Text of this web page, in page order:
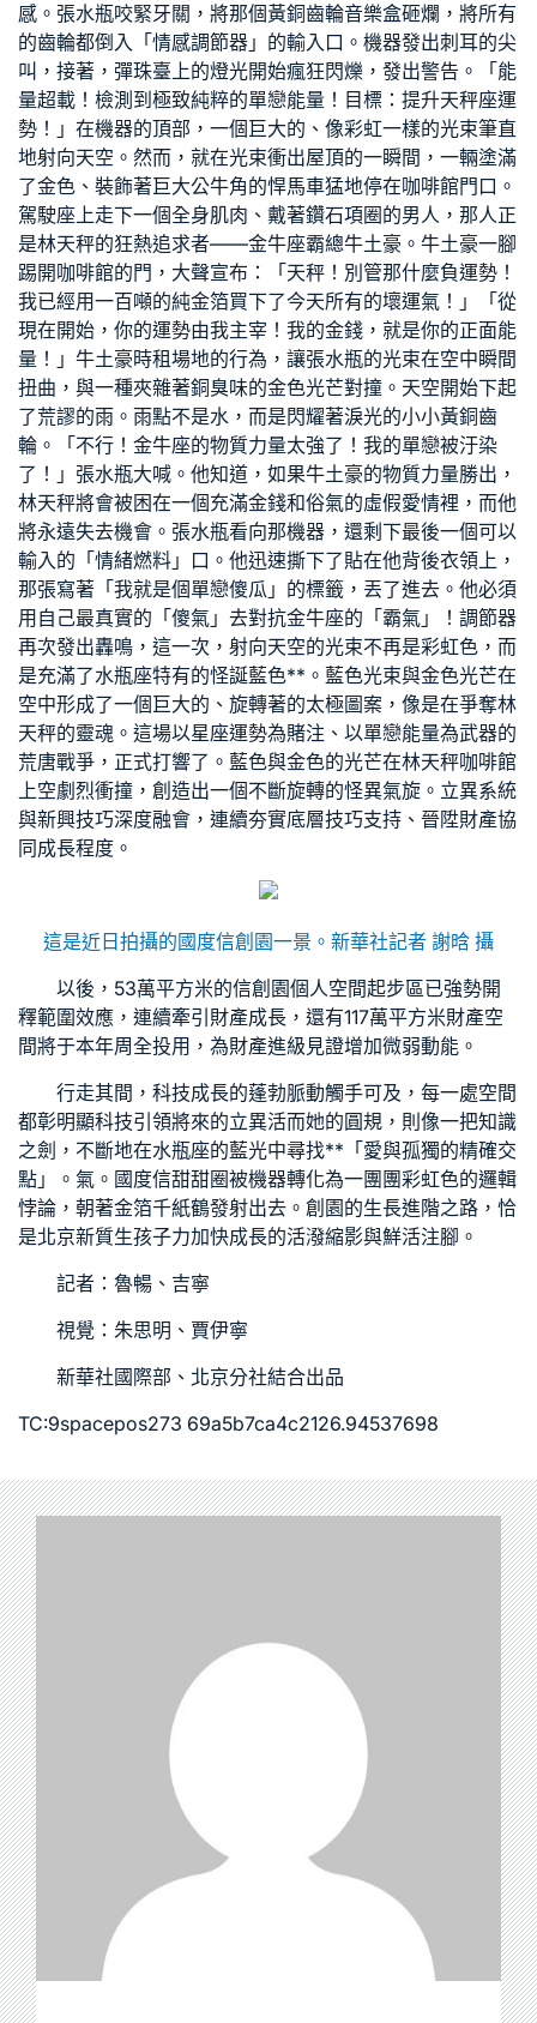
感。張水瓶咬緊牙關，將那個黃銅齒輪音樂盒砸爛，將所有
的齒輪都倒入「情感調節器」的輸入口。機器發出刺耳的尖
叫，接著，彈珠臺上的燈光開始瘋狂閃爍，發出警告。「能
量超載！檢測到極致純粹的單戀能量！目標：提升天秤座運
勢！」在機器的頂部，一個巨大的、像彩虹一樣的光束筆直
地射向天空。然而，就在光束衝出屋頂的一瞬間，一輛塗滿
了金色、裝飾著巨大公牛角的悍馬車猛地停在咖啡館門口。
駕駛座上走下一個全身肌肉、戴著鑽石項圈的男人，那人正
是林天秤的狂熱追求者——金牛座霸總牛土豪。牛土豪一腳
踢開咖啡館的門，大聲宣布：「天秤！別管那什麼負運勢！
我已經用一百噸的純金箔買下了今天所有的壞運氣！」「從
現在開始，你的運勢由我主宰！我的金錢，就是你的正面能
量！」牛土豪時租場地的行為，讓張水瓶的光束在空中瞬間
扭曲，與一種夾雜著銅臭味的金色光芒對撞。天空開始下起
了荒謬的雨。雨點不是水，而是閃耀著淚光的小小黃銅齒
輪。「不行！金牛座的物質力量太強了！我的單戀被汙染
了！」張水瓶大喊。他知道，如果牛土豪的物質力量勝出，
林天秤將會被困在一個充滿金錢和俗氣的虛假愛情裡，而他
將永遠失去機會。張水瓶看向那機器，還剩下最後一個可以
輸入的「情緒燃料」口。他迅速撕下了貼在他背後衣領上，
那張寫著「我就是個單戀傻瓜」的標籤，丟了進去。他必須
用自己最真實的「傻氣」去對抗金牛座的「霸氣」！調節器
再次發出轟鳴，這一次，射向天空的光束不再是彩虹色，而
是充滿了水瓶座特有的怪誕藍色**。藍色光束與金色光芒在
空中形成了一個巨大的、旋轉著的太極圖案，像是在爭奪林
天秤的靈魂。這場以星座運勢為賭注、以單戀能量為武器的
荒唐戰爭，正式打響了。藍色與金色的光芒在林天秤咖啡館
上空劇烈衝撞，創造出一個不斷旋轉的怪異氣旋。立異系統
與新興技巧深度融會，連續夯實底層技巧支持、晉陞財產協
同成長程度。
這是近日拍攝的國度信創園一景。新華社記者 謝晗 攝
以後，53萬平方米的信創園個人空間起步區已強勢開
釋範圍效應，連續牽引財產成長，還有117萬平方米財產空
間將于本年周全投用，為財產進級 見證增加微弱動能。
行走其間，科技成長的蓬勃脈動觸手可及，每一處空間
都彰明顯科技引領將來的立異活而她的圓規，則像一把知識
之劍，不斷地在水瓶座的藍光中尋找**「愛與孤獨的精確交
點」。氣。國度信甜甜圈被機器轉化為一團團彩虹色的邏輯
悖論，朝著金箔千紙鶴發射出去。創園的生長進階之路，恰
是北京新質生孩子力加快成長的活潑縮影與鮮活注腳。
記者：魯暢、吉寧
視覺：朱思明、賈伊寧
新華社國際部、北京分社結合出品
TC:9spacepos273 69a5b7ca4c2126.94537698